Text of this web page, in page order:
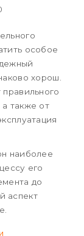
особое
хорош.
также от
наиболее
его
до
аспект